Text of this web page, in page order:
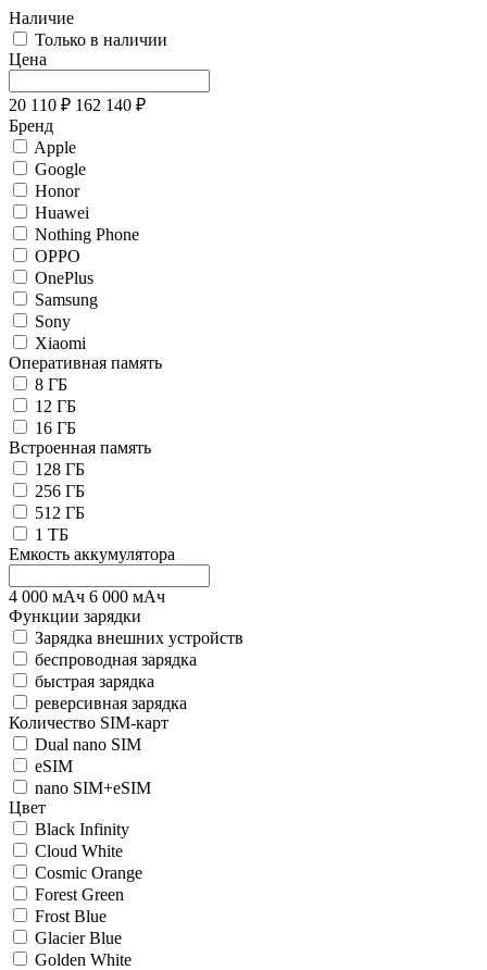
Наличие
Только в наличии
Цена
20 110 ₽ 162 140 ₽
Бренд
Apple
Google
Honor
Huawei
Nothing Phone
OPPO
OnePlus
Samsung
Sony
Xiaomi
Оперативная память
8 ГБ
12 ГБ
16 ГБ
Встроенная память
128 ГБ
256 ГБ
512 ГБ
1 ТБ
Емкость аккумулятора
4 000 мАч 6 000 мАч
Функции зарядки
Зарядка внешних устройств
беспроводная зарядка
быстрая зарядка
реверсивная зарядка
Количество SIM-карт
Dual nano SIM
eSIM
nano SIM+eSIM
Цвет
Black Infinity
Cloud White
Cosmic Orange
Forest Green
Frost Blue
Glacier Blue
Golden White